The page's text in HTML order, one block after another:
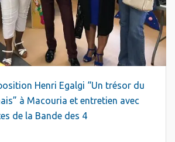
Henri Egalgi “Un trésor du
à Macouria et entretien avec
de la Bande des 4